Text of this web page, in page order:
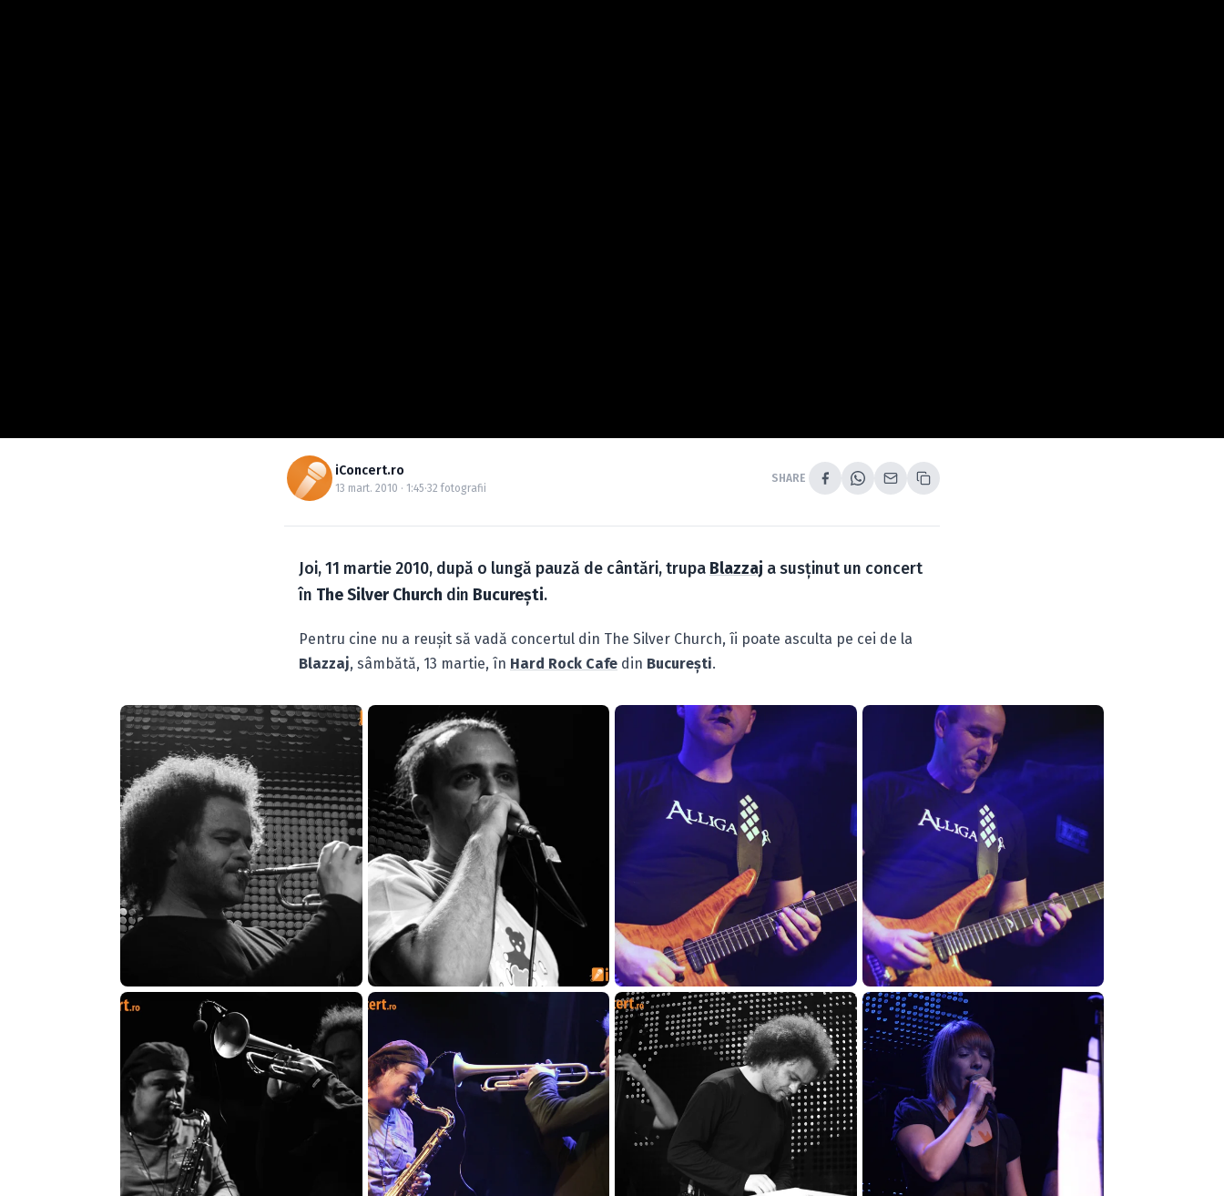
iConcert.ro
13 mart. 2010 · 1:45·32 fotografii
SHARE
Joi, 11 martie 2010, după o lungă pauză de cântări, trupa Blazzaj a susţinut un concert
în The Silver Church din Bucureşti.
Pentru cine nu a reuşit să vadă concertul din The Silver Church, îi poate asculta pe cei de la
Blazzaj, sâmbătă, 13 martie, în Hard Rock Cafe din Bucureşti.